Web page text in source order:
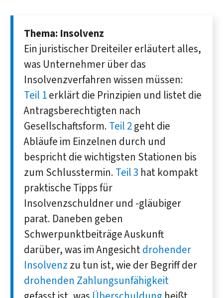
Thema: Insolvenz
Ein juristischer Dreiteiler erläutert alles,
was Unternehmer über das
Insolvenzverfahren wissen müssen:
Teil 1erklärt die Prinzipien und listet die
Antragsberechtigten nach
Gesellschaftsform. Teil 2geht die
Abläufe im Einzelnen durch und
bespricht die wichtigsten Stationen bis
zum Schlusstermin. Teil 3 hat kompakt
praktische Tipps für
Insolvenzschuldner und -gläubiger
parat. Daneben geben
Schwerpunktbeiträge Auskunft
darüber, was im Angesichtdrohender
Insolvenz zu tun ist, wie der Begriff der
drohenden Zahlungsunfähigkeit